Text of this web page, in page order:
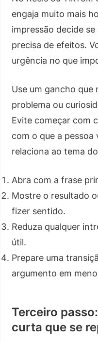
engaja muito mais
impressão decide
precisa de efeitos.
urgência no que
Use um gancho que
problema ou
Evite começar com
com o que a
relaciona ao tema
Abra com a frase
Mostre o resultado
fizer sentido.
Reduza qualquer
útil.
Prepare uma
argumento em
Terceiro
curta que se